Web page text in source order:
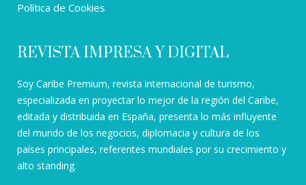
Política de Cookies
REVISTA IMPRESA Y DIGITAL
Soy Caribe Premium, revista internacional de turismo,
especializada en proyectar lo mejor de la región del Caribe,
editada y distribuida en España, presenta lo más influyente
del mundo de los negocios, diplomacia y cultura de los
países principales, referentes mundiales por su crecimiento y
alto standing.